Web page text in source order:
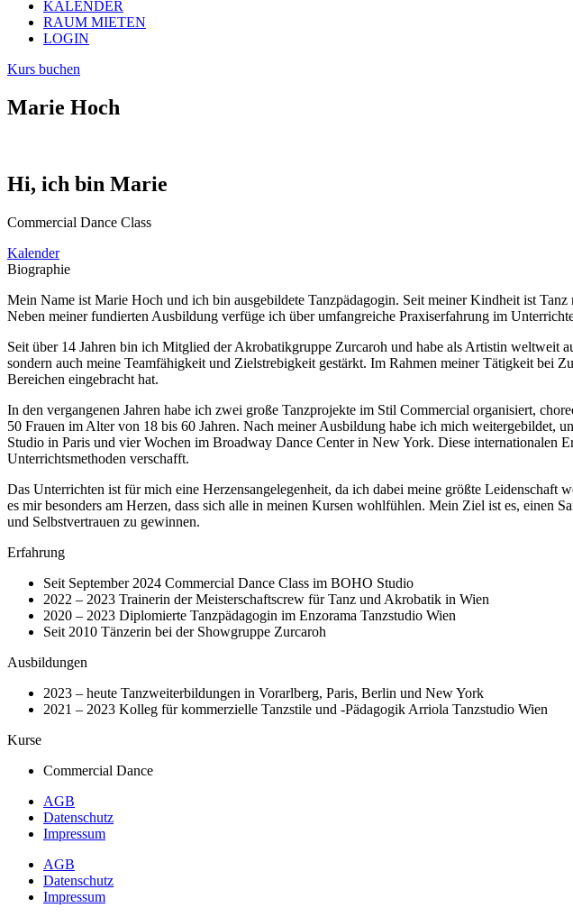
KALENDER
RAUM MIETEN
LOGIN
Kurs buchen
Marie Hoch
Hi, ich bin Marie
Commercial Dance Class
Kalender
Biographie
Mein Name ist Marie Hoch und ich bin ausgebildete Tanzpädagogin. Seit meiner Kindheit ist
Neben meiner fundierten Ausbildung verfüge ich über umfangreiche Praxiserfahrung im
Seit über 14 Jahren bin ich Mitglied der Akrobatikgruppe Zurcaroh und habe als Artistin weltweit
sondern auch meine Teamfähigkeit und Zielstrebigkeit gestärkt. Im Rahmen meiner Tätigkeit
Bereichen eingebracht hat.
In den vergangenen Jahren habe ich zwei große Tanzprojekte im Stil Commercial organisiert,
50 Frauen im Alter von 18 bis 60 Jahren. Nach meiner Ausbildung habe ich mich
Studio in Paris und vier Wochen im Broadway Dance Center in New York. Diese internationalen
Unterrichtsmethoden verschafft.
Das Unterrichten ist für mich eine Herzensangelegenheit, da ich dabei meine größte
es mir besonders am Herzen, dass sich alle in meinen Kursen wohlfühlen. Mein Ziel ist es, einen
und Selbstvertrauen zu gewinnen.
Erfahrung
Seit September 2024 Commercial Dance Class im BOHO Studio
2022 – 2023 Trainerin der Meisterschaftscrew für Tanz und Akrobatik in Wien
2020 – 2023 Diplomierte Tanzpädagogin im Enzorama Tanzstudio Wien
Seit 2010 Tänzerin bei der Showgruppe Zurcaroh
Ausbildungen
2023 – heute Tanzweiterbildungen in Vorarlberg, Paris, Berlin und New York
2021 – 2023 Kolleg für kommerzielle Tanzstile und -Pädagogik Arriola Tanzstudio Wien
Kurse
Commercial Dance
AGB
Datenschutz
Impressum
AGB
Datenschutz
Impressum